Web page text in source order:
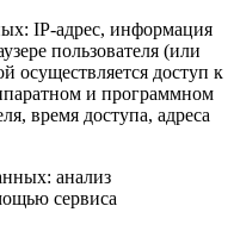
IP-адрес, информация
пользователя (или
осуществляется доступ к
и программном
время доступа, адреса
анализ
сервиса